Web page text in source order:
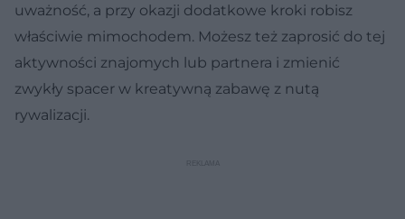
uważność, a przy okazji dodatkowe kroki robisz
właściwie mimochodem. Możesz też zaprosić do tej
aktywności znajomych lub partnera i zmienić
zwykły spacer w kreatywną zabawę z nutą
rywalizacji.